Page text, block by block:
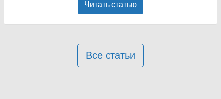
Читать статью
Все статьи